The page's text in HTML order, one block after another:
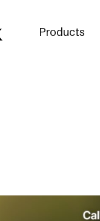
Products